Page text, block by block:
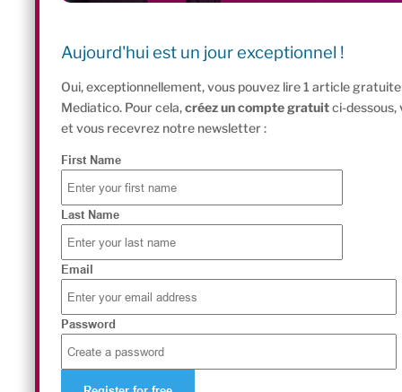
Aujourd'hui est un jour exceptionnel !
Oui, exceptionnellement, vous pouvez lire 1 article
Mediatico. Pour cela,créez un compte gratuitci-dessous,
et vous recevrez notre newsletter :
First Name
Last Name
Email
Password